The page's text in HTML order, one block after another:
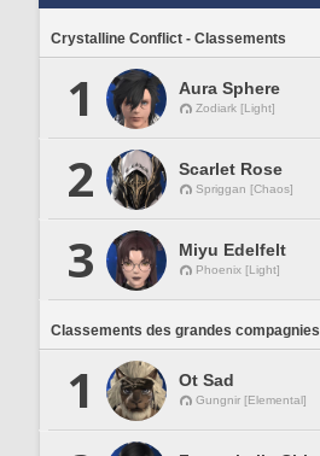
Crystalline Conflict - Classements
1 Aura Sphere
Zodiark [Light]
2 Scarlet Rose
Spriggan [Chaos]
3 Miyu Edelfelt
Phoenix [Light]
Classements des grandes compagnies
1 Ot Sad
Gungnir [Elemental]